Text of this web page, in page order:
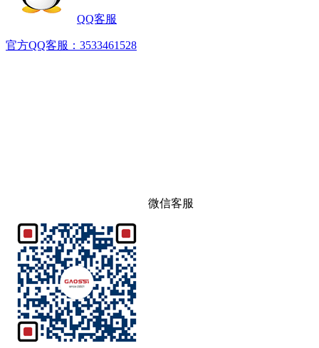
QQ客服
官方QQ客服：3533461528
微信客服